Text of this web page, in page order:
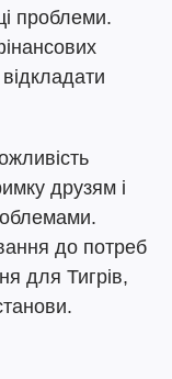
проблеми.
друзям і
до потреб
для Тигрів,